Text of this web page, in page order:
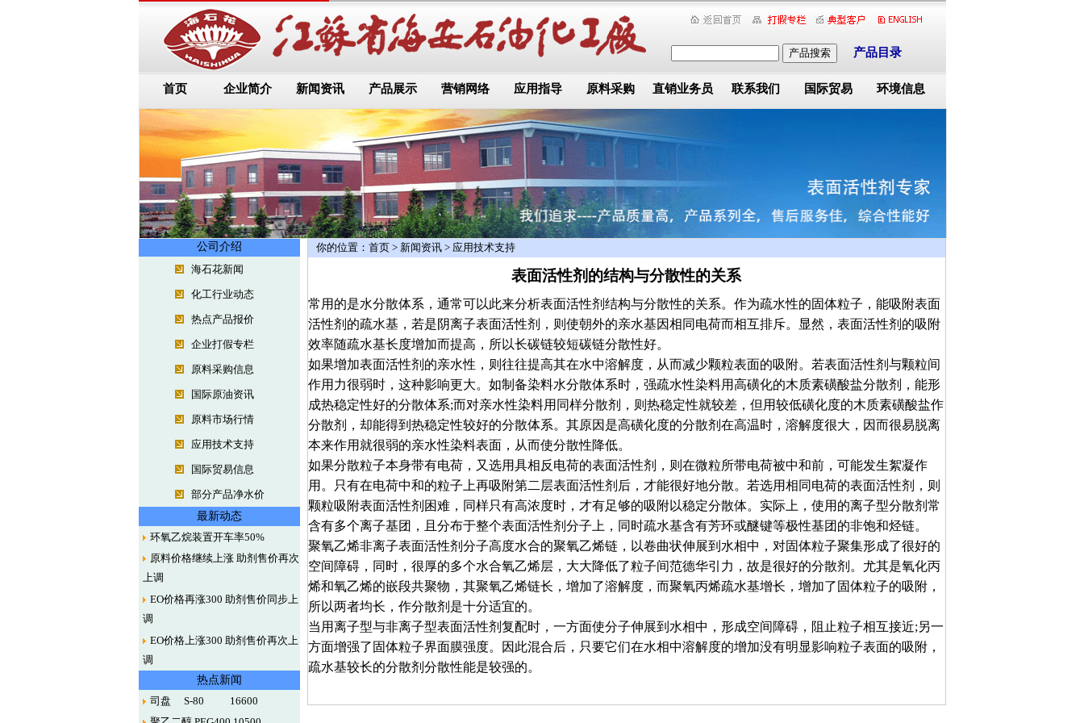
产品搜索 产品目录
首页 企业简介 新闻资讯 产品展示 营销网络 应用指导 原料采购 直销业务员 联系我们 国际贸易 环境信息
公司介绍
海石花新闻
化工行业动态
热点产品报价
企业打假专栏
原料采购信息
国际原油资讯
原料市场行情
应用技术支持
国际贸易信息
部分产品净水价
最新动态
环氧乙烷装置开车率50%
原料价格继续上涨 助剂售价再次
上调
EO价格再涨300 助剂售价同步上
调
EO价格上涨300 助剂售价再次上
调
热点新闻
司盘 S-80 16600
你的位置： 首页> 新闻资讯> 应用技术支持
表面活性剂的结构与分散性的关系
常用的是水分散体系，通常可以此来分析表面活性剂结构与分散性的关系。作为疏水性的固体粒子，能吸附表面
活性剂的疏水基，若是阴离子表面活性剂，则使朝外的亲水基因相同电荷而相互排斥。显然，表面活性剂的吸附
效率随疏水基长度增加而提高，所以长碳链较短碳链分散性好。
如果增加表面活性剂的亲水性，则往往提高其在水中溶解度，从而减少颗粒表面的吸附。若表面活性剂与颗粒间
作用力很弱时，这种影响更大。如制备染料水分散体系时，强疏水性染料用高磺化的木质素磺酸盐分散剂，能形
成热稳定性好的分散体系;而对亲水性染料用同样分散剂，则热稳定性就较差，但用较低磺化度的木质素磺酸盐作
分散剂，却能得到热稳定性较好的分散体系。其原因是高磺化度的分散剂在高温时，溶解度很大，因而很易脱离
本来作用就很弱的亲水性染料表面，从而使分散性降低。
如果分散粒子本身带有电荷，又选用具相反电荷的表面活性剂，则在微粒所带电荷被中和前，可能发生絮凝作
用。只有在电荷中和的粒子上再吸附第二层表面活性剂后，才能很好地分散。若选用相同电荷的表面活性剂，则
颗粒吸附表面活性剂困难，同样只有高浓度时，才有足够的吸附以稳定分散体。实际上，使用的离子型分散剂常
含有多个离子基团，且分布于整个表面活性剂分子上，同时疏水基含有芳环或醚键等极性基团的非饱和烃链。
聚氧乙烯非离子表面活性剂分子高度水合的聚氧乙烯链，以卷曲状伸展到水相中，对固体粒子聚集形成了很好的
空间障碍，同时，很厚的多个水合氧乙烯层，大大降低了粒子间范德华引力，故是很好的分散剂。尤其是氧化丙
烯和氧乙烯的嵌段共聚物，其聚氧乙烯链长，增加了溶解度，而聚氧丙烯疏水基增长，增加了固体粒子的吸附，
所以两者均长，作分散剂是十分适宜的。
当用离子型与非离子型表面活性剂复配时，一方面使分子伸展到水相中，形成空间障碍，阻止粒子相互接近;另一
方面增强了固体粒子界面膜强度。因此混合后，只要它们在水相中溶解度的增加没有明显影响粒子表面的吸附，
疏水基较长的分散剂分散性能是较强的。